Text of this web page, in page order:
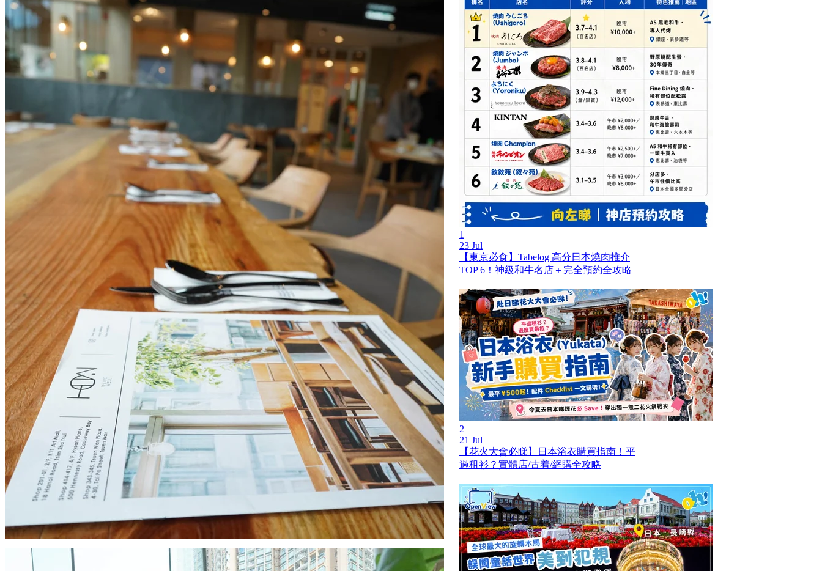
1
23 Jul
【東京必食】Tabelog 高分日本燒肉推介
TOP 6！神級和牛名店＋完全預約全攻略
2
21 Jul
【花火大會必睇】日本浴衣購買指南！平
過租衫？實體店/古着/網購全攻略